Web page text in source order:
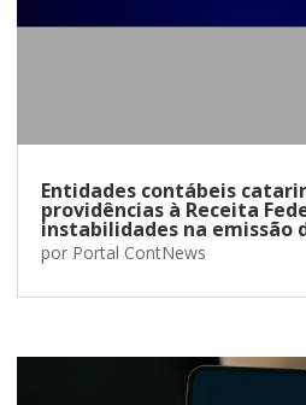
Entidades contábeis
providências à Receita
instabilidades na emissão
por Portal ContNews